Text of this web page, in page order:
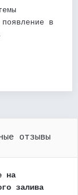
в
отзывы
на
залива